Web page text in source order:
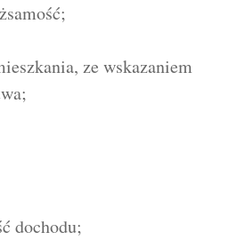
ze wskazaniem
dochodu;